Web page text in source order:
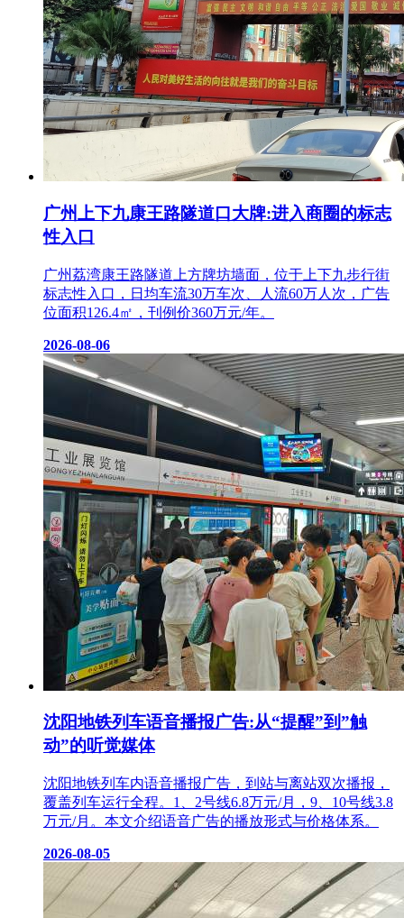
广州上下九康王路隧道口大牌:进入商圈的标志
性入口
广州荔湾康王路隧道上方牌坊墙面，位于上下九步行街
标志性入口，日均车流30万车次、人流60万人次，广告
位面积126.4㎡，刊例价360万元/年。
2026-08-06
沈阳地铁列车语音播报广告:从“提醒”到”触
动”的听觉媒体
沈阳地铁列车内语音播报广告，到站与离站双次播报，
覆盖列车运行全程。1、2号线6.8万元/月，9、10号线3.8
万元/月。本文介绍语音广告的播放形式与价格体系。
2026-08-05